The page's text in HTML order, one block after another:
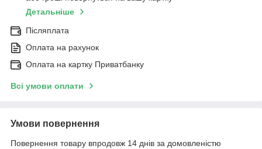
Детальніше
Післяплата
Оплата на рахунок
Оплата на картку Приватбанку
Всі умови оплати
Умови повернення
Повернення товару впродовж 14 днів за домовленістю